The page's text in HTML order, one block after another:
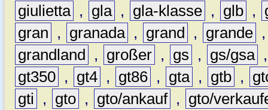
giulietta , gla , gla-klasse , glb ,
gran
, granada , grand , grande
grandland
, großer , gs , gs/gsa
gt350 , gt4 , gt86 , gta , gtb ,
gti
, gto , gto/ankauf ,
gto/